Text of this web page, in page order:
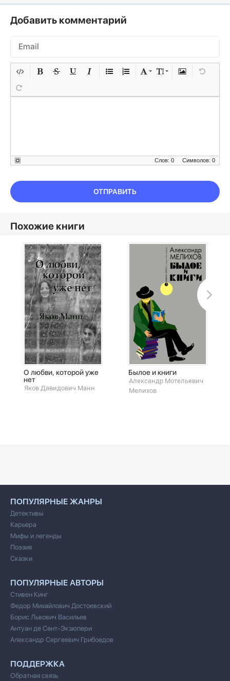
Добавить комментарий
Символов: 0
Слов: 0
ОТПРАВИТЬ
Похожие книги
О любви, которой уже
нет
Яков Давидович Манн
Былое и книги
Александр Мотельевич
Мелихов
ПОПУЛЯРНЫЕ ЖАНРЫ
Детективы
Карьера
Мифы и легенды
Поэзия
Сказки
ПОПУЛЯРНЫЕ АВТОРЫ
Стивен Кинг
Федор Михайлович Достоевский
Борис Львович Васильев
Антуан де Сент-Экзюпери
Александр Сергеевич Грибоедов
ПОДДЕРЖКА
Обратная связь